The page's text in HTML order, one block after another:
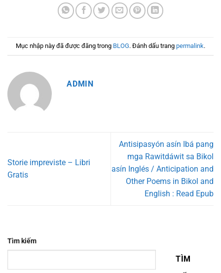
Mục nhập này đã được đăng trong BLOG. Đánh dấu trang permalink.
ADMIN
Storie impreviste – Libri
Gratis
Antisipasyón asín Ibá pang
mga Rawitdáwit sa Bikol
asín Inglés / Anticipation and
Other Poems in Bikol and
English : Read Epub
Tìm kiếm
TÌM